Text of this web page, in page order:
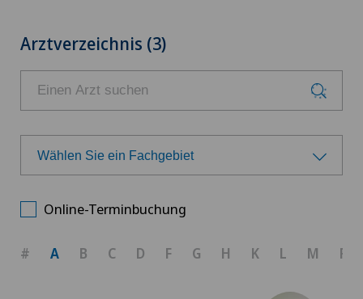
Arztverzeichnis (3)
Wählen Sie ein Fachgebiet
Online-Terminbuchung
# A B C D F G H K L M R